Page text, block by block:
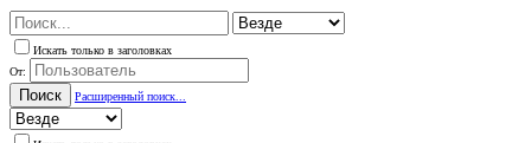
Искать только в заголовках
От:
Поиск Расширенный поиск...